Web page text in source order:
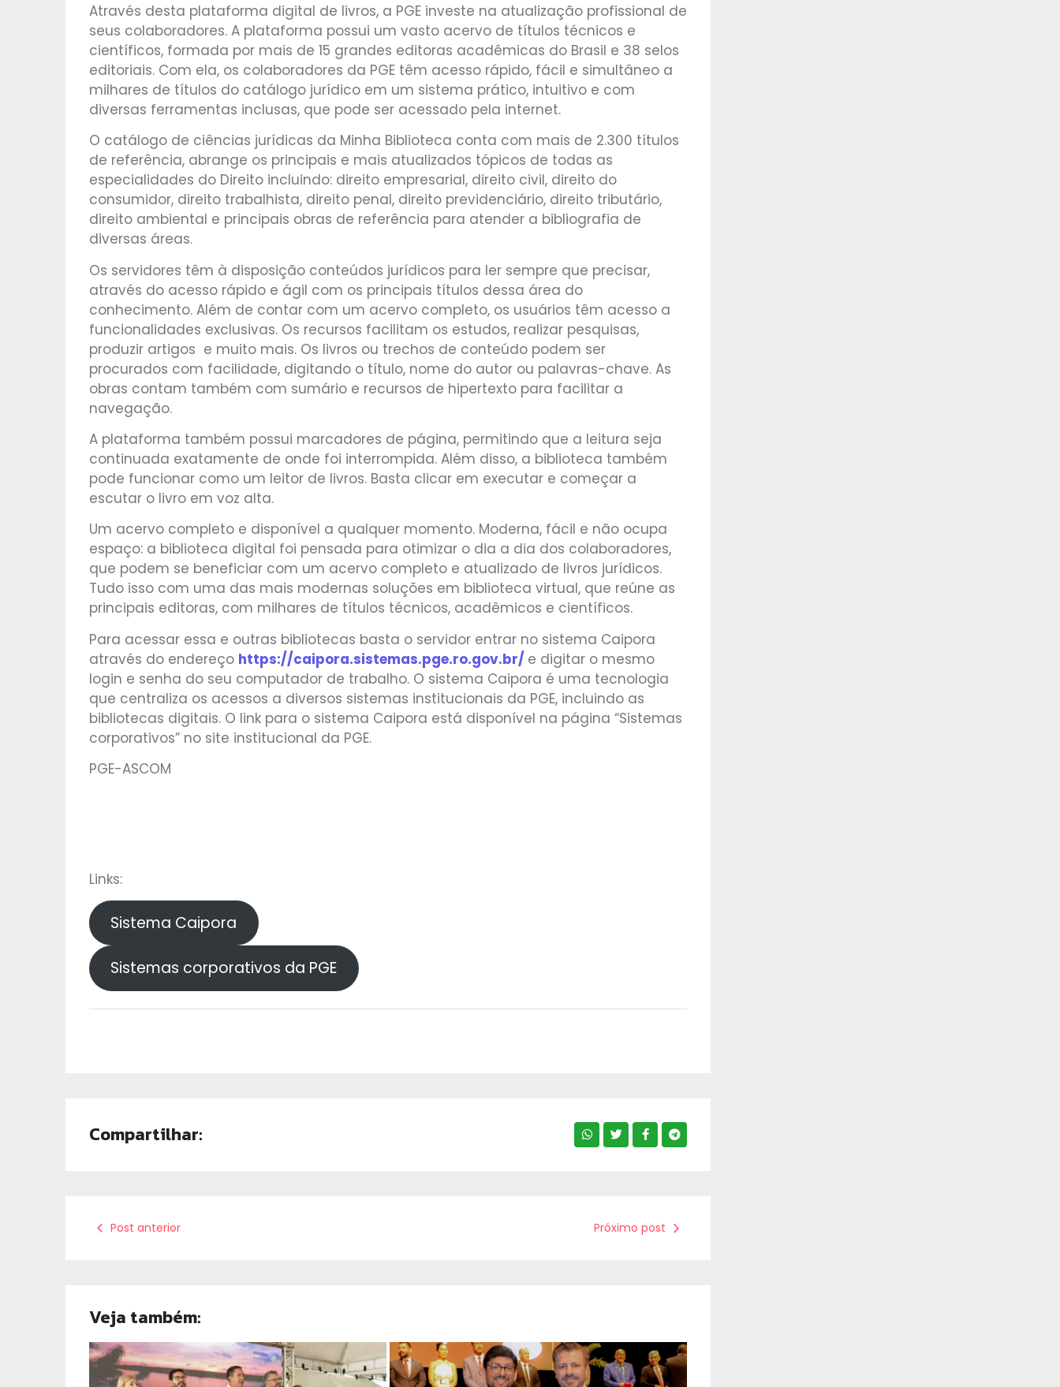
Através desta plataforma digital de livros, a PGE investe na atualização profissional de
seus colaboradores. A plataforma possui um vasto acervo de títulos técnicos e
científicos, formada por mais de 15 grandes editoras acadêmicas do Brasil e 38 selos
editoriais. Com ela, os colaboradores da PGE têm acesso rápido, fácil e simultâneo a
milhares de títulos do catálogo jurídico em um sistema prático, intuitivo e com
diversas ferramentas inclusas, que pode ser acessado pela internet.
O catálogo de ciências jurídicas da Minha Biblioteca conta com mais de 2.300 títulos
de referência, abrange os principais e mais atualizados tópicos de todas as
especialidades do Direito incluindo: direito empresarial, direito civil, direito do
consumidor, direito trabalhista, direito penal, direito previdenciário, direito tributário,
direito ambiental e principais obras de referência para atender a bibliografia de
diversas áreas.
Os servidores têm à disposição conteúdos jurídicos para ler sempre que precisar,
através do acesso rápido e ágil com os principais títulos dessa área do
conhecimento. Além de contar com um acervo completo, os usuários têm acesso a
funcionalidades exclusivas. Os recursos facilitam os estudos, realizar pesquisas,
produzir artigos e muito mais. Os livros ou trechos de conteúdo podem ser
procurados com facilidade, digitando o título, nome do autor ou palavras-chave. As
obras contam também com sumário e recursos de hipertexto para facilitar a
navegação.
A plataforma também possui marcadores de página, permitindo que a leitura seja
continuada exatamente de onde foi interrompida. Além disso, a biblioteca também
pode funcionar como um leitor de livros. Basta clicar em executar e começar a
escutar o livro em voz alta.
Um acervo completo e disponível a qualquer momento. Moderna, fácil e não ocupa
espaço: a biblioteca digital foi pensada para otimizar o dia a dia dos colaboradores,
que podem se beneficiar com um acervo completo e atualizado de livros jurídicos.
Tudo isso com uma das mais modernas soluções em biblioteca virtual, que reúne as
principais editoras, com milhares de títulos técnicos, acadêmicos e científicos.
Para acessar essa e outras bibliotecas basta o servidor entrar no sistema Caipora
através do endereço https://caipora.sistemas.pge.ro.gov.br/ e digitar o mesmo
login e senha do seu computador de trabalho. O sistema Caipora é uma tecnologia
que centraliza os acessos a diversos sistemas institucionais da PGE, incluindo as
bibliotecas digitais. O link para o sistema Caipora está disponível na página “Sistemas
corporativos” no site institucional da PGE.
PGE-ASCOM
Links:
Sistema Caipora
Sistemas corporativos da PGE
Compartilhar:
Post anterior Próximo post
Veja também: